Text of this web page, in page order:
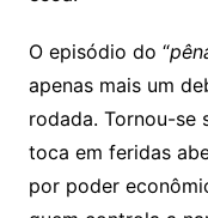
O episódio do “
apenas mais um
rodada. Tornou-se
toca em feridas
por poder